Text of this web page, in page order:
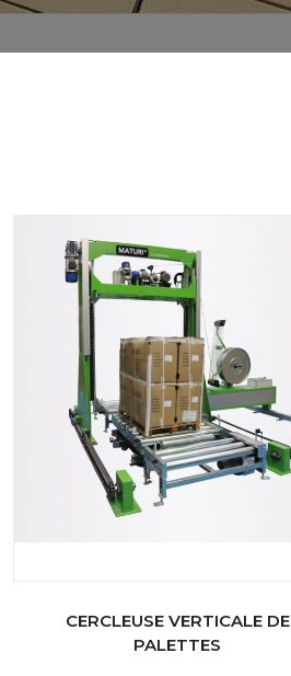
CERCLEUSE VERTICALE DE
PALETTES